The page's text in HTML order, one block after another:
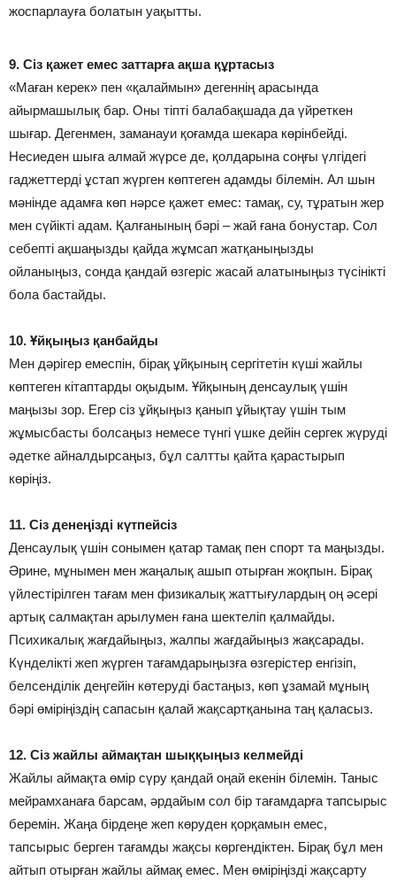
жоспарлауға болатын уақытты.
9. Сіз қажет емес заттарға ақша құртасыз
«Маған керек» пен «қалаймын» дегеннің арасында
айырмашылық бар. Оны тіпті балабақшада да үйреткен
шығар. Дегенмен, заманауи қоғамда шекара көрінбейді.
Несиеден шыға алмай жүрсе де, қолдарына соңғы үлгідегі
гаджеттерді ұстап жүрген көптеген адамды білемін. Ал шын
мәнінде адамға көп нәрсе қажет емес: тамақ, су, тұратын жер
мен сүйікті адам. Қалғанының бәрі – жай ғана бонустар. Сол
себепті ақшаңызды қайда жұмсап жатқаныңызды
ойланыңыз, сонда қандай өзгеріс жасай алатыныңыз түсінікті
бола бастайды.
10. Ұйқыңыз қанбайды
Мен дәрігер емеспін, бірақ ұйқының сергітетін күші жайлы
көптеген кітаптарды оқыдым. Ұйқының денсаулық үшін
маңызы зор. Егер сіз ұйқыңыз қанып ұйықтау үшін тым
жұмысбасты болсаңыз немесе түнгі үшке дейін сергек жүруді
әдетке айналдырсаңыз, бұл салтты қайта қарастырып
көріңіз.
11. Сіз денеңізді күтпейсіз
Денсаулық үшін сонымен қатар тамақ пен спорт та маңызды.
Әрине, мұнымен мен жаңалық ашып отырған жоқпын. Бірақ
үйлестірілген тағам мен физикалық жаттығулардың оң әсері
артық салмақтан арылумен ғана шектеліп қалмайды.
Психикалық жағдайыңыз, жалпы жағдайыңыз жақсарады.
Күнделікті жеп жүрген тағамдарыңызға өзгерістер енгізіп,
белсенділік деңгейін көтеруді бастаңыз, көп ұзамай мұның
бәрі өміріңіздің сапасын қалай жақсартқанына таң қаласыз.
12. Сіз жайлы аймақтан шыққыңыз келмейді
Жайлы аймақта өмір сүру қандай оңай екенін білемін. Таныс
мейрамханаға барсам, әрдайым сол бір тағамдарға тапсырыс
беремін. Жаңа бірдеңе жеп көруден қорқамын емес,
тапсырыс берген тағамды жақсы көргендіктен. Бірақ бұл мен
айтып отырған жайлы аймақ емес. Мен өміріңізді жақсарту